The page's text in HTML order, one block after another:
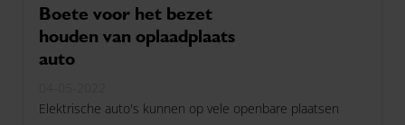
Boete voor het bezet
houden van oplaadplaats
auto
Elektrische auto's kunnen op vele openbare plaatsen